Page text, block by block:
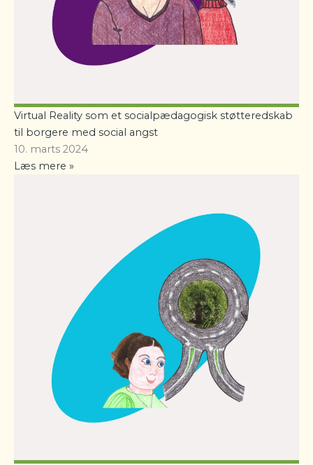
Virtual Reality som et socialpædagogisk støtteredskab
til borgere med social angst
10. marts 2024
Læs mere »